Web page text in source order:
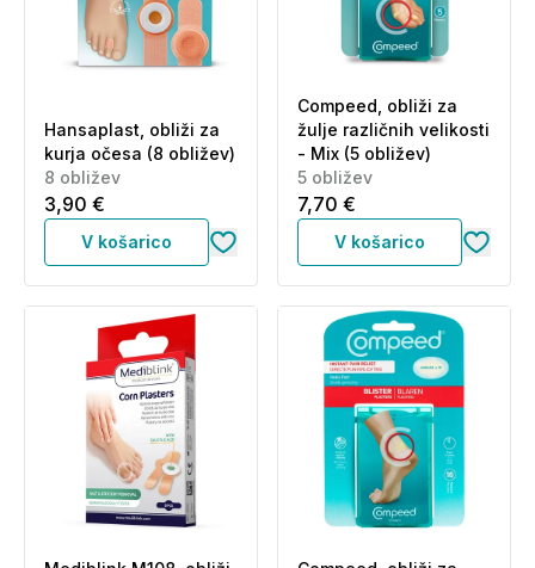
Hansaplast, obliži za
kurja očesa (8 obližev)
8 obližev
3,90 €
V košarico
Compeed, obliži za
žulje različnih velikosti
- Mix (5 obližev)
5 obližev
7,70 €
V košarico